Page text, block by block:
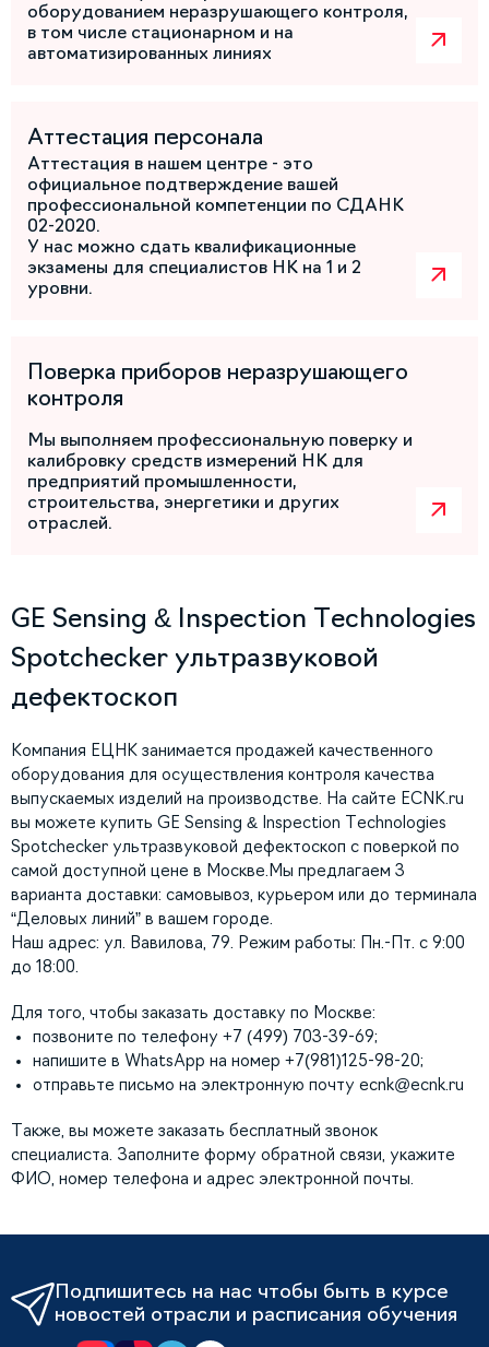
оборудованием неразрушающего контроля,
в том числе стационарном и на
автоматизированных линиях
Аттестация персонала
Аттестация в нашем центре - это
официальное подтверждение вашей
профессиональной компетенции по СДАНК
02-2020.
У нас можно сдать квалификационные
экзамены для специалистов НК на 1 и 2
уровни.
Поверка приборов неразрушающего
контроля
Мы выполняем профессиональную поверку и
калибровку средств измерений НК для
предприятий промышленности,
строительства, энергетики и других
отраслей.
GE Sensing & Inspection Technologies
Spotchecker ультразвуковой
дефектоскоп
Компания ЕЦНК занимается продажей качественного
оборудования для осуществления контроля качества
выпускаемых изделий на производстве. На сайте ECNK.ru
вы можете купить GE Sensing & Inspection Technologies
Spotchecker ультразвуковой дефектоскоп с поверкой по
самой доступной цене в Москве.Мы предлагаем 3
варианта доставки: самовывоз, курьером или до терминала
“Деловых линий” в вашем городе.
Наш адрес: ул. Вавилова, 79. Режим работы: Пн.-Пт. с 9:00
до 18:00.
Для того, чтобы заказать доставку по Москве:
позвоните по телефону +7 (499) 703-39-69;
напишите в WhatsApp на номер +7(981)125-98-20;
отправьте письмо на электронную почту ecnk@ecnk.ru
Также, вы можете заказать бесплатный звонок
специалиста. Заполните форму обратной связи, укажите
ФИО, номер телефона и адрес электронной почты.
Подпишитесь на нас чтобы быть в курсе
новостей отрасли и расписания обучения